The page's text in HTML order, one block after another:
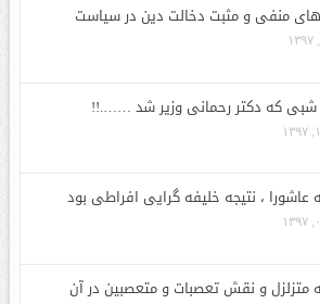
منفی و مثبت دخالت دین در سیاست
شبی که دکتر رحمانی وزیر شد …….!!
عاشورا ، نتیجه خلیفه گرایی افراطی بود
متزلزل و نقش تعصبات و متعصبین در آن